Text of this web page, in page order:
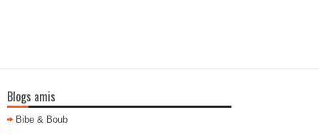
Blogs amis
Bibe & Boub